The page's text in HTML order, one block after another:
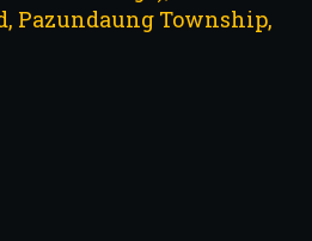
Pazundaung Township,